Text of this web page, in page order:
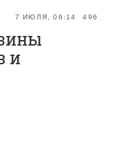
7 ИЮЛЯ, 06:14 496
и